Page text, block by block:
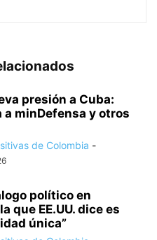
presión a Cuba:
a minDefensa y otros
de Colombia -
político en
que EE.UU. dice es
única”